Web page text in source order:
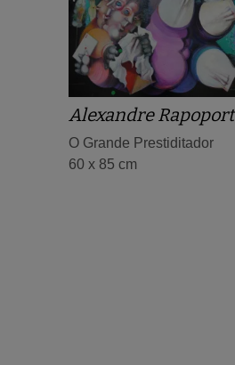
Alexandre Rapoport
O Grande Prestiditador
60 x 85 cm